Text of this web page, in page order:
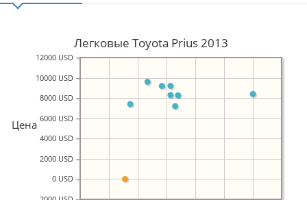
Легковые Toyota Prius 2013
Цена
0 USD
2000 USD
4000 USD
6000 USD
8000 USD
10000 USD
12000 USD